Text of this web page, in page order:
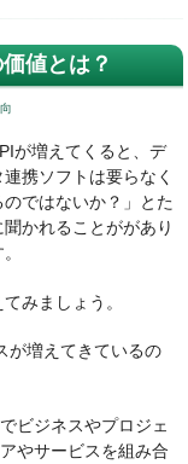
値とは？
が増えてくると、デ
連携ソフトは要らなく
のではないか？」とた
聞かれることががあり
みましょう。
が増えてきているの
ビジネスやプロジェ
やサービスを組み合